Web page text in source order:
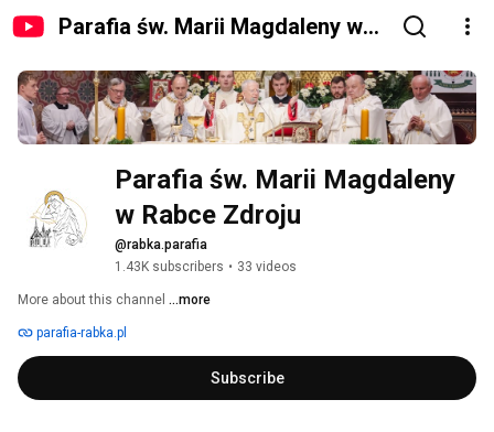
Parafia św. Marii Magdaleny w
Parafia św. Marii Magdaleny
w Rabce Zdroju
@rabka.parafia
1.43K subscribers • 33 videos
More about this channel ...more
parafia-rabka.pl
Subscribe